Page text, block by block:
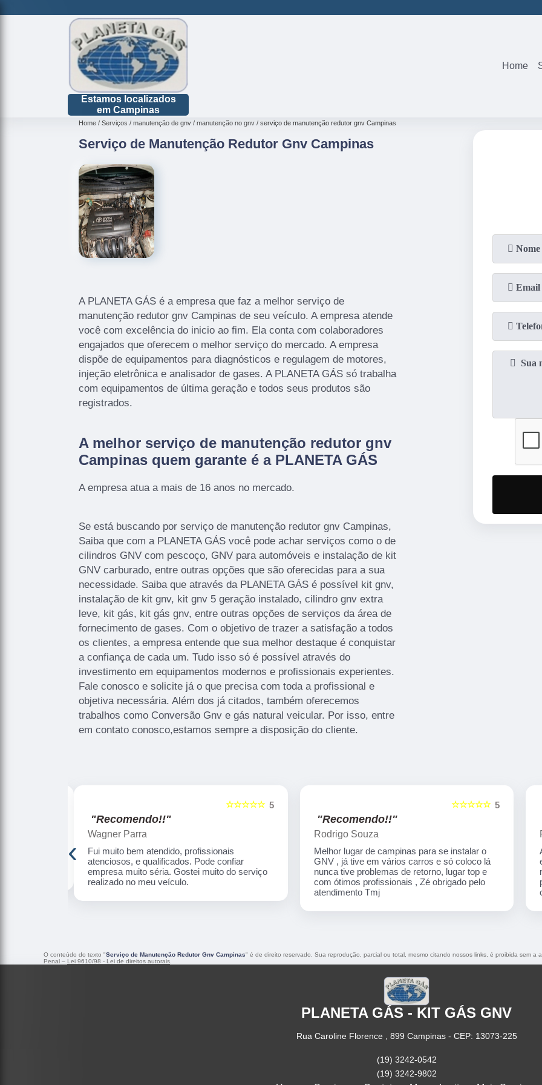
Estamos localizados
em Campinas
Home
Home Serviços manutenção de gnv manutenção no gnv serviço de manutenção redutor gnv Campinas
Serviço de Manutenção Redutor Gnv Campinas
A PLANETA GÁS é a empresa que faz a melhor serviço de
manutenção redutor gnv Campinas de seu veículo. A empresa atende
você com excelência do inicio ao fim. Ela conta com colaboradores
engajados que oferecem o melhor serviço do mercado. A empresa
dispõe de equipamentos para diagnósticos e regulagem de motores,
injeção eletrônica e analisador de gases. A PLANETA GÁS só trabalha
com equipamentos de última geração e todos seus produtos são
registrados.
A melhor serviço de manutenção redutor gnv
Campinas quem garante é a PLANETA GÁS
A empresa atua a mais de 16 anos no mercado.
Se está buscando por serviço de manutenção redutor gnv Campinas,
Saiba que com a PLANETA GÁS você pode achar serviços como o de
cilindros GNV com pescoço, GNV para automóveis e instalação de kit
GNV carburado, entre outras opções que são oferecidas para a sua
necessidade. Saiba que através da PLANETA GÁS é possível kit gnv,
instalação de kit gnv, kit gnv 5 geração instalado, cilindro gnv extra
leve, kit gás, kit gás gnv, entre outras opções de serviços da área de
fornecimento de gases. Com o objetivo de trazer a satisfação a todos
os clientes, a empresa entende que sua melhor destaque é conquistar
a confiança de cada um. Tudo isso só é possível através do
investimento em equipamentos modernos e profissionais experientes.
Fale conosco e solicite já o que precisa com toda a profissional e
objetiva necessária. Além dos já citados, também oferecemos
trabalhos como Conversão Gnv e gás natural veicular. Por isso, entre
em contato conosco,estamos sempre a disposição do cliente.
5
☆☆☆☆☆
"Recomendo!!"
Wagner Parra
Fui muito bem atendido, profissionais
atenciosos, e qualificados. Pode confiar
empresa muito séria. Gostei muito do serviço
realizado no meu veículo.
5
☆☆☆☆☆
"Recomendo!!"
Rodrigo Souza
Melhor lugar de campinas para se instalar o
GNV , já tive em vários carros e só coloco lá
nunca tive problemas de retorno, lugar top e
com ótimos profissionais , Zé obrigado pelo
atendimento Tmj
‹
O conteúdo do texto "Serviço de Manutenção Redutor Gnv Campinas" é de direito reservado. Sua reprodução, parcial ou total, mesmo citando nossos links, é proibida sem
Penal – Lei 9610/98 - Lei de direitos autorais.
PLANETA GÁS - KIT GÁS GNV
Rua Caroline Florence , 899 Campinas - CEP: 13073-225
(19) 3242-0542
(19) 3242-9802